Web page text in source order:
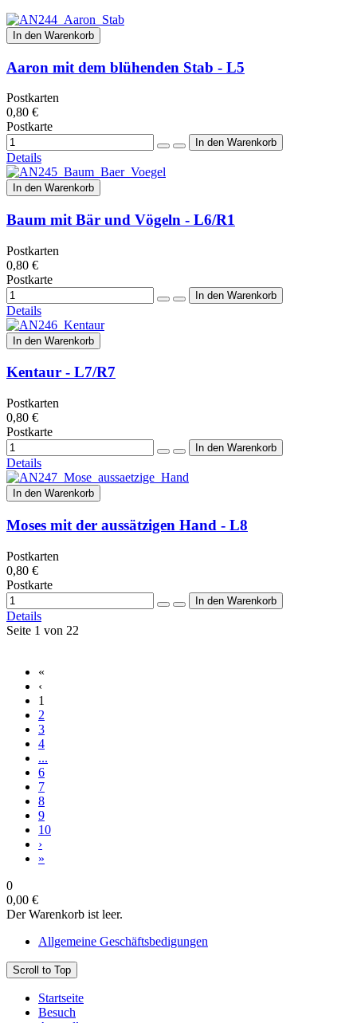
In den Warenkorb
Aaron mit dem blühenden Stab - L5
Postkarten
0,80 €
Postkarte
Details
In den Warenkorb
Baum mit Bär und Vögeln - L6/R1
Postkarten
0,80 €
Postkarte
Details
In den Warenkorb
Kentaur - L7/R7
Postkarten
0,80 €
Postkarte
Details
In den Warenkorb
Moses mit der aussätzigen Hand - L8
Postkarten
0,80 €
Postkarte
Details
Seite 1 von 22
«
‹
1
2
3
4
...
6
7
8
9
10
›
»
0
0,00 €
Der Warenkorb ist leer.
Allgemeine Geschäftsbedigungen
Scroll to Top
Startseite
Besuch